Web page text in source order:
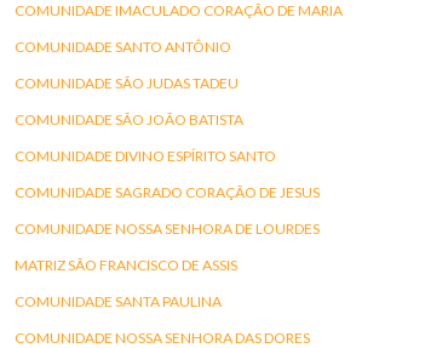
COMUNIDADE IMACULADO CORAÇÃO DE MARIA
COMUNIDADE SANTO ANTÔNIO
COMUNIDADE SÃO JUDAS TADEU
COMUNIDADE SÃO JOÃO BATISTA
COMUNIDADE DIVINO ESPÍRITO SANTO
COMUNIDADE SAGRADO CORAÇÃO DE JESUS
COMUNIDADE NOSSA SENHORA DE LOURDES
MATRIZ SÃO FRANCISCO DE ASSIS
COMUNIDADE SANTA PAULINA
COMUNIDADE NOSSA SENHORA DAS DORES